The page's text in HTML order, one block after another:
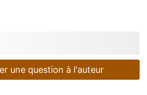
une question à l'auteur